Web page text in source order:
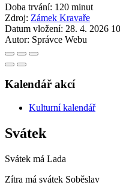
Doba trvání: 120 minut
Zdroj: Zámek Kravaře
Datum vložení: 28. 4. 2026
Autor: Správce Webu
Kalendář akcí
Kulturní kalendář
Svátek
Svátek má Lada
Zítra má svátek Soběslav